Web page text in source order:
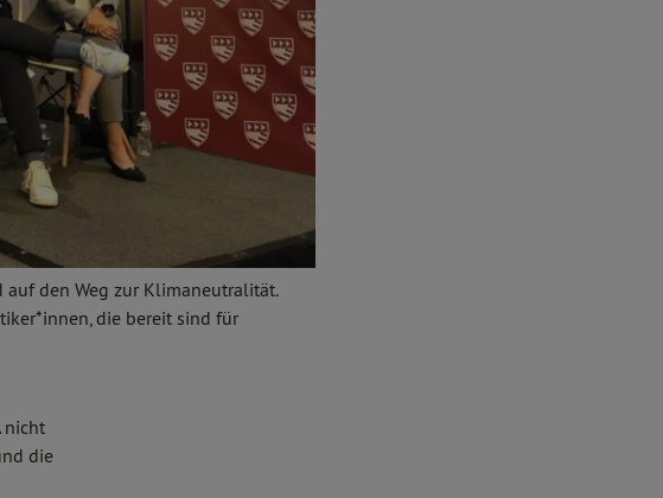
auf den Weg zur Klimaneutralität.
die bereit sind für
nicht
die